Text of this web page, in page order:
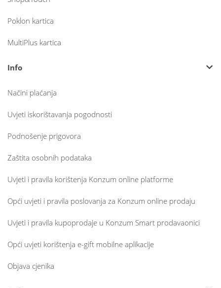
Poklon kartica
MultiPlus kartica
Info
Načini plaćanja
Uvjeti iskorištavanja pogodnosti
Podnošenje prigovora
Zaštita osobnih podataka
Uvjeti i pravila korištenja Konzum online platforme
Opći uvjeti i pravila poslovanja za Konzum online prodaju
Uvjeti i pravila kupoprodaje u Konzum Smart prodavaonici
Opći uvjeti korištenja e-gift mobilne aplikacije
Objava cjenika